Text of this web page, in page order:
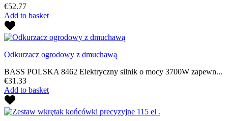
€52.77
Add to basket
Odkurzacz ogrodowy z dmuchawą
BASS POLSKA 8462 Elektryczny silnik o mocy 3700W zapewn...
€31.33
Add to basket